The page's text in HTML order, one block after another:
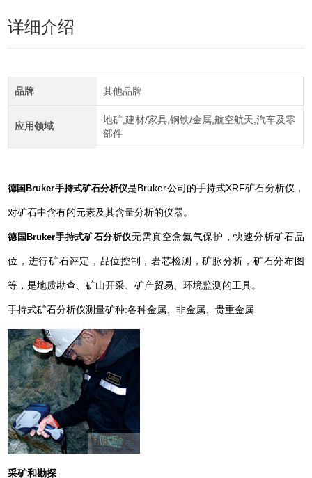
详细介绍
品牌 其他品牌
应用领域
地矿,建材/家具,钢铁/金属,航空航天,汽车及零
部件
德国Bruker手持式矿石分析仪是Bruker公司的手持式XRF矿石分析仪，
对矿石中含有的元素及其含量分析的仪器。
德国Bruker手持式矿石分析仪无需真空盒氦气保护，快速分析矿石品
位，进行矿石评定，品位控制，岩芯检测，矿脉分析，矿石分布图
等，是地质勘查、矿山开采、矿产贸易、环境监测的工具。
手持式矿石分析仪测量矿种:各种金属、非金属、贵重金属
采矿和勘探